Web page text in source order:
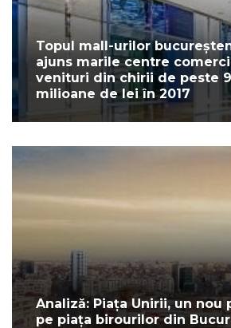
Topul mall-urilor
ajuns marile centre
venituri din chirii de peste
milioane de lei în 2017
Analiză: Piața Unirii, un nou
pe piața birourilor din